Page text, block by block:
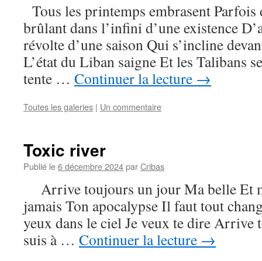
Tous les printemps embrasent Parfois
brûlant dans l’infini d’une existence
révolte d’une saison Qui s’incline
L’état du Liban saigne Et les Talibans
tente … Continuer la lecture →
Toutes les galeries | Un commentaire
Toxic river
Publié le6 décembre 2024parCribas
Arrive toujours un jour Ma belle Et
jamais Ton apocalypse Il faut tout
yeux dans le ciel Je veux te dire
suis à … Continuer la lecture →